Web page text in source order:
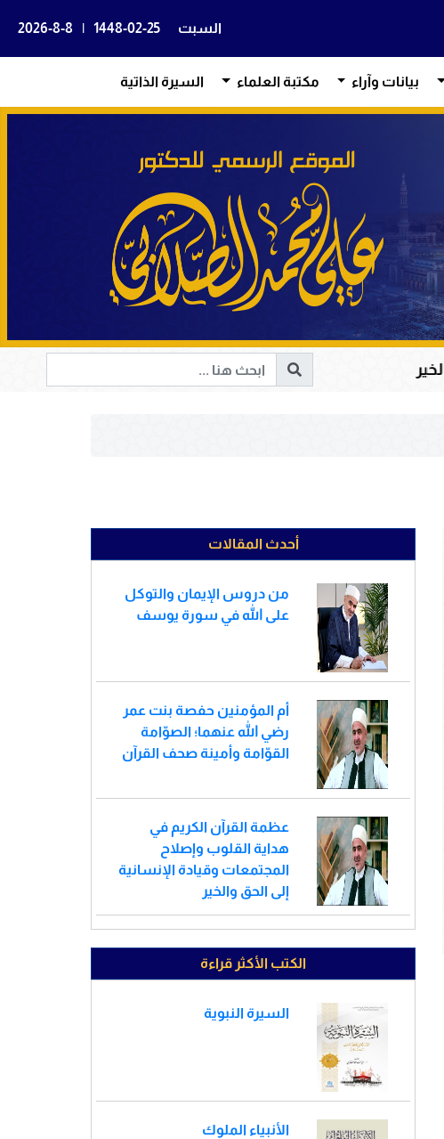
السبت 1448-02-25
|
2026-8-8
بيانات وآراء مكتبة العلماء السيرة الذاتية
أم المؤمنين حفصة بنت عمر رضي الله عنهما؛ الصوّامة القوّامة
أحدث المقالات
من دروس الإيمان والتوكل
على الله في سورة يوسف
أم المؤمنين حفصة بنت عمر
رضي الله عنهما؛ الصوّامة
القوّامة وأمينة صحف القرآن
عظمة القرآن الكريم في
هداية القلوب وإصلاح
المجتمعات وقيادة الإنسانية
إلى الحق والخير
الكتب الأكثر قراءة
السيرة النبوية
الأنبياء الملوك